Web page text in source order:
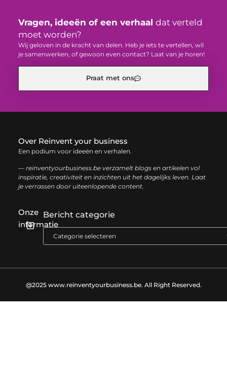
Vragen, ideeën of een verhaal dat verteld
moet worden?
Wij geloven in de kracht van delen. Heb je iets te vertellen, wil
je samenwerken, of gewoon even contact? Laat van je horen!
Praat met ons
Over Reinvent your business
Een podium voor ideeën en verhalen.
— reinventyourbusiness.be verzamelt blogs en artikelen vol
inspiratie, creativiteit en inzichten uit het dagelijks leven. Laat
je verrassen door uiteenlopende content.
Onze
informatie
Bericht categorie
@2025 www.reinventyourbusiness.be. All Right Reserved.​